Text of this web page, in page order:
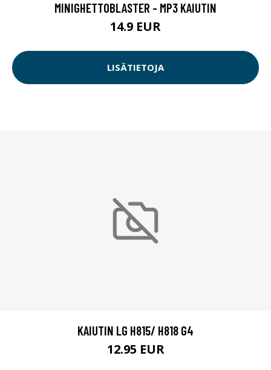
MINIGHETTOBLASTER - MP3 KAIUTIN
14.9 EUR
LISÄTIETOJA
KAIUTIN LG H815/ H818 G4
12.95 EUR